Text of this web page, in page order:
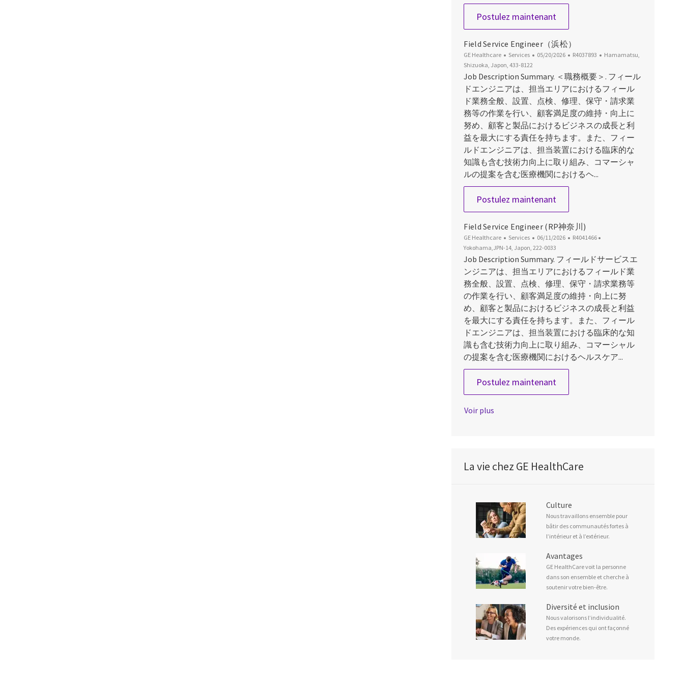
Postulez maintenant
Field Service Engineer（浜松）
GE Healthcare Catégorie
Services Date d’affichage
05/20/2026 ID du poste
R4037893 Emplacement
Hamamatsu,
Shizuoka, Japon, 433-8122
Job Description Summary. ＜職務概要＞. フィール
ドエンジニアは、担当エリアにおけるフィール
ド業務全般、設置、点検、修理、保守・請求業
務等の作業を行い、顧客満足度の維持・向上に
努め、顧客と製品におけるビジネスの成長と利
益を最大にする責任を持ちます。また、フィー
ルドエンジニアは、担当装置における臨床的な
知識も含む技術力向上に取り組み、コマーシャ
ルの提案を含む医療機関におけるヘ...
Postulez maintenant
Field Service Engineer (RP神奈川)
GE Healthcare Catégorie
Services Date d’affichage
06/11/2026 ID du poste
R4041466
Yokohama,JPN-14, Japon, 222-0033
Job Description Summary. フィールドサービスエ
ンジニアは、担当エリアにおけるフィールド業
務全般、設置、点検、修理、保守・請求業務等
の作業を行い、顧客満足度の維持・向上に努
め、顧客と製品におけるビジネスの成長と利益
を最大にする責任を持ちます。また、フィール
ドエンジニアは、担当装置における臨床的な知
識も含む技術力向上に取り組み、コマーシャル
の提案を含む医療機関におけるヘルスケア...
Postulez maintenant
Voir plus
La vie chez GE HealthCare
Culture
Nous travaillons ensemble pour
bâtir des communautés fortes à
l’intérieur et à l’extérieur.
Avantages
GE HealthCare voit la personne
dans son ensemble et cherche à
soutenir votre bien-être.
Diversité et inclusion
Nous valorisons l’individualité.
Des expériences qui ont façonné
votre monde.